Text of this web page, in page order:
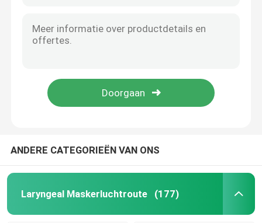
ANDERE CATEGORIEËN VAN ONS
Laryngeal Maskerluchtroute (177)